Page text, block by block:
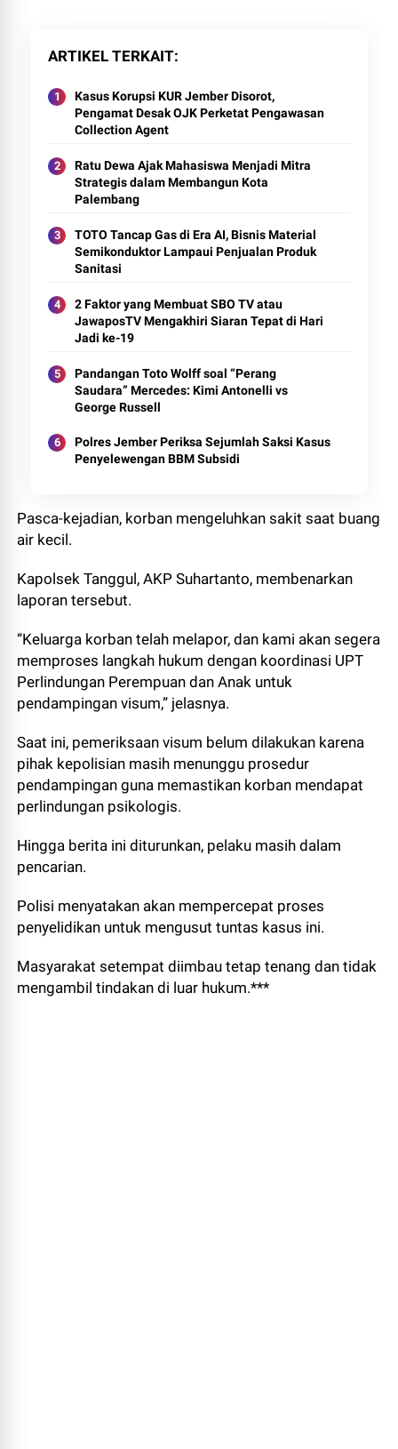
ARTIKEL TERKAIT
Kasus Korupsi KUR Jember Disorot,
Pengamat Desak OJK Perketat Pengawasan
Collection Agent
Ratu Dewa Ajak Mahasiswa Menjadi Mitra
Strategis dalam Membangun Kota
Palembang
TOTO Tancap Gas di Era AI, Bisnis Material
Semikonduktor Lampaui Penjualan Produk
Sanitasi
2 Faktor yang Membuat SBO TV atau
JawaposTV Mengakhiri Siaran Tepat di Hari
Jadi ke-19
Pandangan Toto Wolff soal “Perang
Saudara” Mercedes: Kimi Antonelli vs
George Russell
Polres Jember Periksa Sejumlah Saksi Kasus
Penyelewengan BBM Subsidi
Pasca-kejadian, korban mengeluhkan sakit saat buang
air kecil.
Kapolsek Tanggul, AKP Suhartanto, membenarkan
laporan tersebut.
“Keluarga korban telah melapor, dan kami akan segera
memproses langkah hukum dengan koordinasi UPT
Perlindungan Perempuan dan Anak untuk
pendampingan visum,” jelasnya.
Saat ini, pemeriksaan visum belum dilakukan karena
pihak kepolisian masih menunggu prosedur
pendampingan guna memastikan korban mendapat
perlindungan psikologis.
Hingga berita ini diturunkan, pelaku masih dalam
pencarian.
Polisi menyatakan akan mempercepat proses
penyelidikan untuk mengusut tuntas kasus ini.
Masyarakat setempat diimbau tetap tenang dan tidak
mengambil tindakan di luar hukum.***